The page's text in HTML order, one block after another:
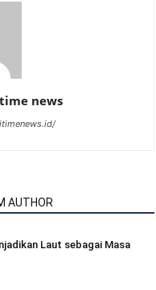
news
AUTHOR
Laut sebagai Masa